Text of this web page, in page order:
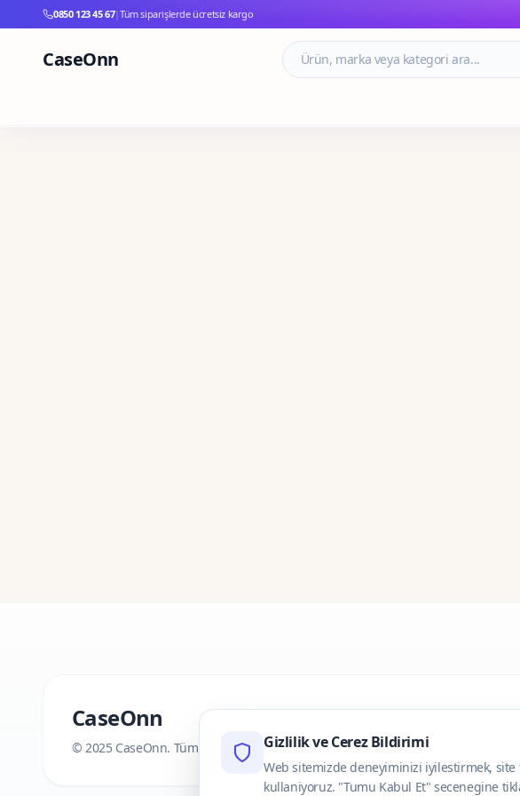
0850 123 45 67|Tüm siparişlerde ücretsiz kargo
CaseOnn
CaseOnn
© 2025 CaseOnn. Tüm hakları saklıdır.Gizlilik ve Cerez Bildirimi
Web sitemizde deneyiminizi iyilestirmek,
kullaniyoruz. "Tumu Kabul Et" secenegine